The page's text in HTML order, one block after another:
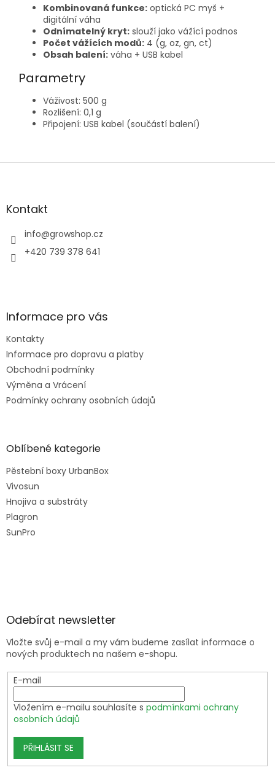
Kombinovaná funkce: optická PC myš +
digitální váha
Odnímatelný kryt: slouží jako vážící podnos
Počet vážících modů: 4 (g, oz, gn, ct)
Obsah balení: váha + USB kabel
Parametry
Váživost: 500 g
Rozlišení: 0,1 g
Připojení: USB kabel (součástí balení)
Z
aKontakt
info@growshop.cz
+420 739 378 641
Informace pro vás
Kontakty
Informace pro dopravu a platby
Obchodní podmínky
Výměna a Vrácení
Podmínky ochrany osobních údajů
Oblíbené kategorie
Pěstební boxy UrbanBox
Vivosun
Hnojiva a substráty
Plagron
SunPro
Odebírat newsletter
Vložte svůj e-mail a my vám budeme zasílat informace o
nových produktech na našem e-shopu.
E-mail
Vložením e-mailu souhlasíte s podmínkami ochrany
osobních údajů
PŘIHLÁSIT SE